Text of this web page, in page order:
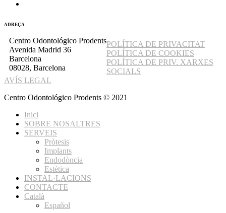
ADREÇA
Centro Odontológico Prodents
Avenida Madrid 36
Barcelona
08028, Barcelona
POLÍTICA DE PRIVACITAT
POLÍTICA DE COOKIES
POLÍTICA DE PRIV. XARXES
SOCIALS
AVÍS LEGAL
Centro Odontológico Prodents © 2021
Inici
SOBRE NOSALTRES
SERVEIS
Pròtesis
Implants
Endodòncia
Estètica
INSTAL·LACIONS
CONTACTE
Català
Español